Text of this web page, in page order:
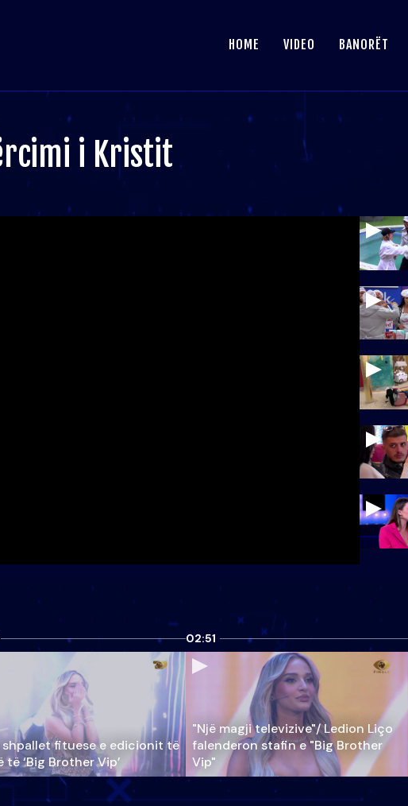
HOME VIDEO BANORËT
i Kristit
shpallet fituese e edicionit të
të ‘Big Brother Vip’
02:51
"Një magji televizive"/ Ledion Liço
falenderon stafin e "Big Brother
Vip"